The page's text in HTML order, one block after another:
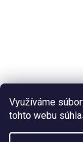
Využíváme
tohto webu